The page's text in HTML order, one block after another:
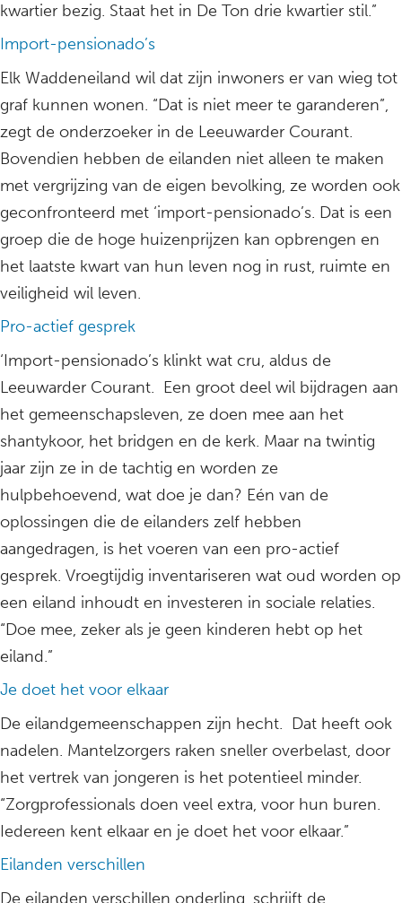
kwartier bezig. Staat het in De Ton drie kwartier stil.”
Import-pensionado’s
Elk Waddeneiland wil dat zijn inwoners er van wieg tot
graf kunnen wonen. “Dat is niet meer te garanderen”,
zegt de onderzoeker in de Leeuwarder Courant.
Bovendien hebben de eilanden niet alleen te maken
met vergrijzing van de eigen bevolking, ze worden ook
geconfronteerd met ‘import-pensionado’s. Dat is een
groep die de hoge huizenprijzen kan opbrengen en
het laatste kwart van hun leven nog in rust, ruimte en
veiligheid wil leven.
Pro-actief gesprek
‘Import-pensionado’s klinkt wat cru, aldus de
Leeuwarder Courant. Een groot deel wil bijdragen aan
het gemeenschapsleven, ze doen mee aan het
shantykoor, het bridgen en de kerk. Maar na twintig
jaar zijn ze in de tachtig en worden ze
hulpbehoevend, wat doe je dan? Eén van de
oplossingen die de eilanders zelf hebben
aangedragen, is het voeren van een pro-actief
gesprek. Vroegtijdig inventariseren wat oud worden op
een eiland inhoudt en investeren in sociale relaties.
“Doe mee, zeker als je geen kinderen hebt op het
eiland.”
Je doet het voor elkaar
De eilandgemeenschappen zijn hecht. Dat heeft ook
nadelen. Mantelzorgers raken sneller overbelast, door
het vertrek van jongeren is het potentieel minder.
“Zorgprofessionals doen veel extra, voor hun buren.
Iedereen kent elkaar en je doet het voor elkaar.”
Eilanden verschillen
De eilanden verschillen onderling, schrijft de